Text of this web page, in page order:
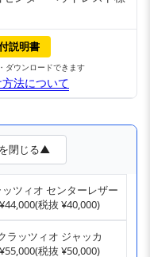
説明書
ダウンロードできます
法について
閉じる▲
ッツィオ センターレザー
¥44,000(税抜 ¥40,000)
ラッツィオ ジャッカ
¥55,000(税抜 ¥50,000)